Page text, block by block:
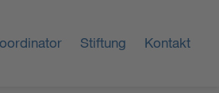
Stiftung Kontakt